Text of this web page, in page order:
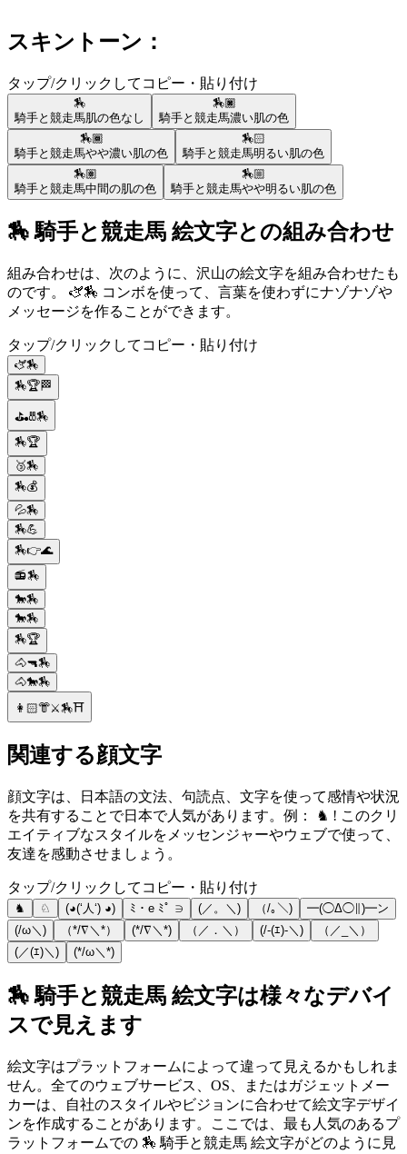
スキントーン：
タップ/クリックしてコピー・貼り付け
🏇
騎手と競走馬肌の色なし
🏇🏿
騎手と競走馬濃い肌の色
🏇🏾
騎手と競走馬やや濃い肌の色
🏇🏻
騎手と競走馬明るい肌の色
🏇🏽
騎手と競走馬中間の肌の色
🏇🏼
騎手と競走馬やや明るい肌の色
🏇 騎手と競走馬 絵文字との組み合わせ
組み合わせは、次のように、沢山の絵文字を組み合わせたも
のです。 🫏🏇 コンボを使って、言葉を使わずにナゾナゾや
メッセージを作ることができます。
タップ/クリックしてコピー・貼り付け
🫏🏇
🏇🏆🏁
⛳🎳🏇
🏇🏆
🥉🏇
🏇💰
💦🏇
🏇💪
🏇👉🌊
📻🏇
🐎🏇
🐎🏇
🏇🏆
🐴🔫🏇
🐴🐎🏇
👩🏻👘⚔️🏇⛩
関連する顔文字
顔文字は、日本語の文法、句読点、文字を使って感情や状況
を共有することで日本で人気があります。例： ♞ ! このクリ
エイティブなスタイルをメッセンジャーやウェブで使って、
友達を感動させましょう。
タップ/クリックしてコピー・貼り付け
♞ ♘ (◕(‘人‘) ◕) ﾐ・e ﾐﾟ ∋ (／。＼) （/｡＼)
━(◯Δ◯∥)━ン
(/ω＼)
（*/∇＼*） (*/∇＼*) （／．＼） (/-(ｴ)-＼)
（／_＼）
(／(ｴ)＼)
(*/ω＼*)
🏇 騎手と競走馬 絵文字は様々なデバイ
スで見えます
絵文字はプラットフォームによって違って見えるかもしれま
せん。全てのウェブサービス、OS、またはガジェットメー
カーは、自社のスタイルやビジョンに合わせて絵文字デザイ
ンを作成することがあります。ここでは、最も人気のあるプ
ラットフォームでの 🏇 騎手と競走馬 絵文字がどのように見